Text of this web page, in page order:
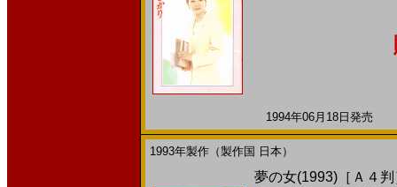
1994年06月18日発売
1993年製作（製作国 日本）
夢の女(1993)［Ａ４判